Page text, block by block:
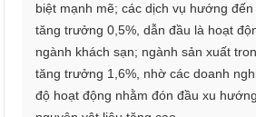
biệt mạnh mẽ; các dịch vụ hướng
tăng trưởng 0,5%, dẫn đầu là hoạt
ngành khách sạn; ngành sản xuất
tăng trưởng 1,6%, nhờ các doanh
độ hoạt động nhằm đón đầu xu